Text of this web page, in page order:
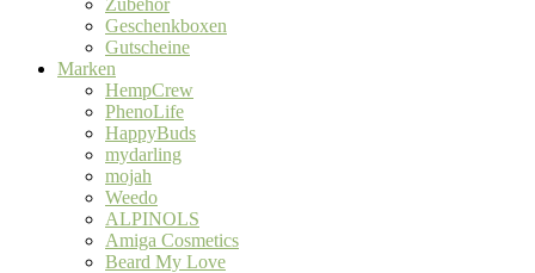
Geschenkboxen
Gutscheine
Marken
HempCrew
PhenoLife
HappyBuds
mydarling
mojah
Weedo
ALPINOLS
Amiga Cosmetics
Beard My Love